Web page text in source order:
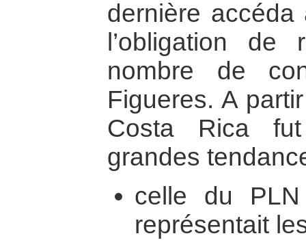
dernière
l’obligation de
nombre de
Figueres. A
Costa Rica
grandes
celle du
représentait